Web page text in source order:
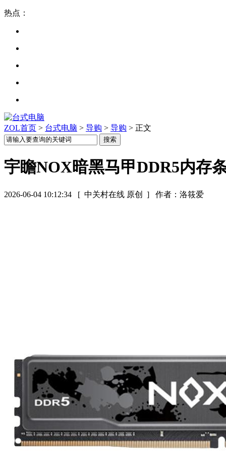
热点：
ZOL首页 > 台式电脑 > 导购 > 导购 > 正文
宇瞻NOX暗黑马甲DDR5内存
2026-06-04 10:12:34 [ 中关村在线 原创 ] 作者：洛筱爱